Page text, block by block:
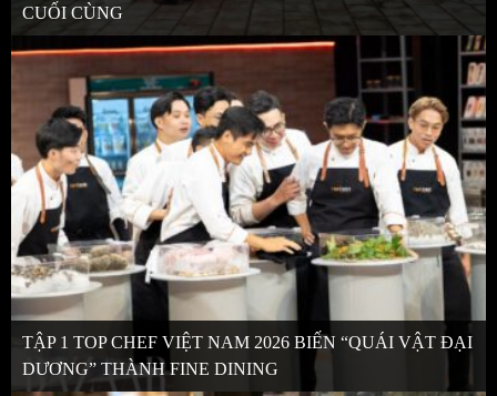
CUỐI CÙNG
TẬP 1 TOP CHEF VIỆT NAM 2026 BIẾN “QUÁI VẬT ĐẠI
DƯƠNG” THÀNH FINE DINING